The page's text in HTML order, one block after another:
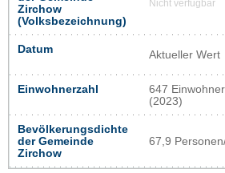
Zirchow
(Volksbezeichnung)
Nicht verfügbar
Datum Aktueller Wert
Einwohnerzahl
647 Einwohner
(2023)
Bevölkerungsdichte
der Gemeinde
Zirchow
67,9